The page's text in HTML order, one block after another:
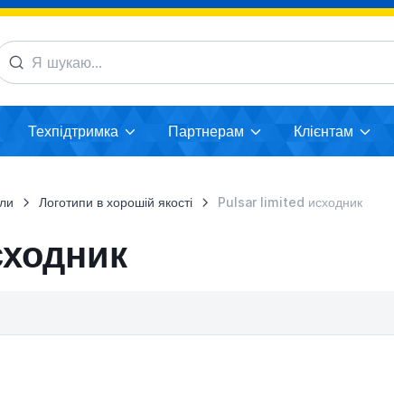
Техпідтримка Партнерам Клієнтам
Логотипи в хорошій якості Pulsar limited исходник